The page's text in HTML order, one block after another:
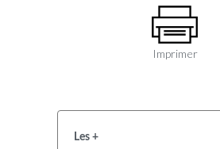
Imprimer
Les +